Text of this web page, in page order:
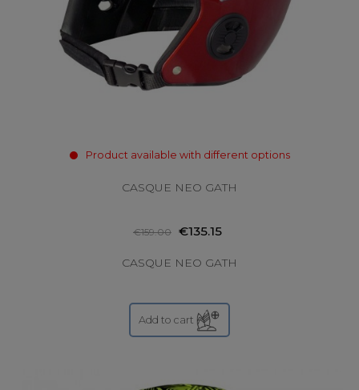
Product available with different options
CASQUE NEO GATH
€159.00 €135.15
CASQUE NEO GATH
Add to cart